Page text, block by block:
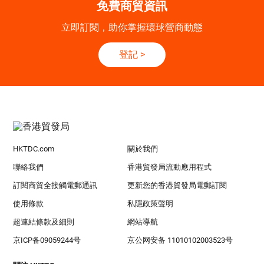
免費商貿資訊
立即訂閱，助你掌握環球營商動態
登記 >
HKTDC.com 關於我們
聯絡我們 香港貿發局流動應用程式
訂閱商貿全接觸電郵通訊 更新您的香港貿發局電郵訂閱
使用條款 私隱政策聲明
超連結條款及細則 網站導航
京ICP备09059244号 京公网安备 11010102003523号